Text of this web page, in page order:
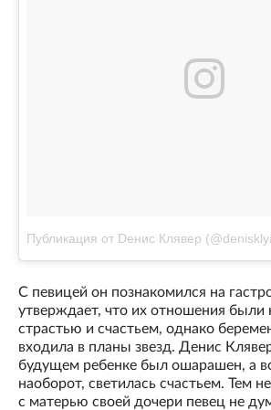
Публикация от Dенис Клявер
С певицей он познакомился на
утверждает, что их отношения были
страстью и счастьем, однако
входила в планы звезд. Денис
будущем ребенке был ошарашен, а
наоборот, светилась счастьем. Тем
с матерью своей дочери певец не